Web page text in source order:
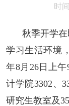
时
秋季开学
学习生活环境
年8月26日上
计学院3302、
研究生教室及